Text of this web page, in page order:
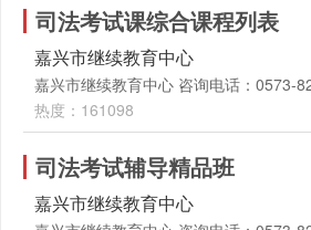
司法考试课综合课程列表
嘉兴市继续教育中心
嘉兴市继续教育中心 咨询电话：0573-
热度：161098
司法考试辅导精品班
嘉兴市继续教育中心